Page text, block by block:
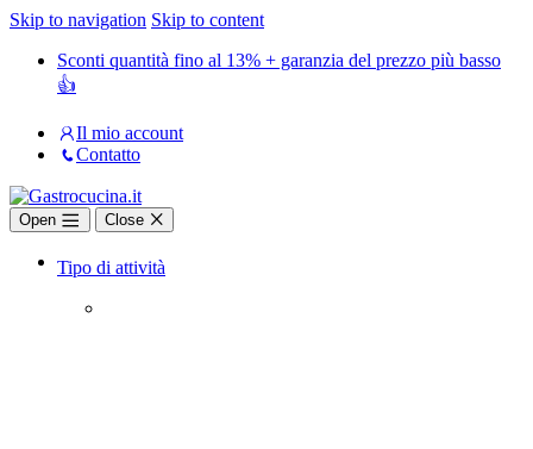
Skip to navigation Skip to content
Sconti quantità fino al 13% + garanzia del prezzo più basso
👍
Il mio account
Contatto
Open Close
Tipo di attività